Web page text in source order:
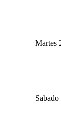
Martes